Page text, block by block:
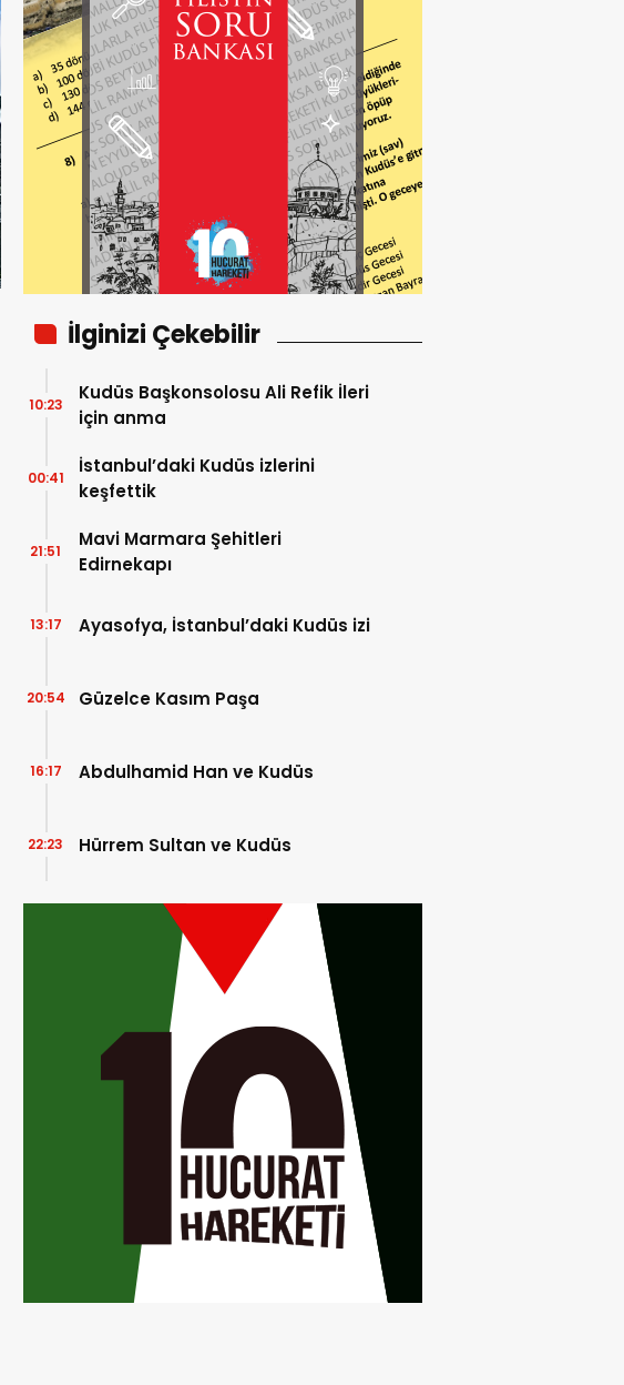
İlginizi Çekebilir
Kudüs Başkonsolosu Ali Refik İleri
için anma
10:23
İstanbul’daki Kudüs izlerini
keşfettik
00:41
Mavi Marmara Şehitleri
Edirnekapı
21:51
Ayasofya, İstanbul’daki Kudüs izi
13:17
Güzelce Kasım Paşa
20:54
Abdulhamid Han ve Kudüs
16:17
Hürrem Sultan ve Kudüs
22:23